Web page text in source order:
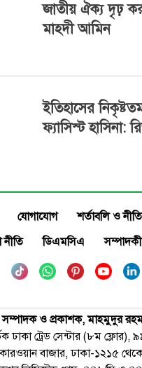
জাতীয় ঐক্য দৃঢ়
মাহদী আমিন
ইতিহাসের
ফ্যাসিস্ট হাসিনা:
যোগাযোগ
শর্তাবলি ও
ডিএমসিএ
ও প্রকাশক, মাহমুদুর
ঢাকা ট্রেড সেন্টার (৮ম
বাজার, ঢাকা-১২১৫